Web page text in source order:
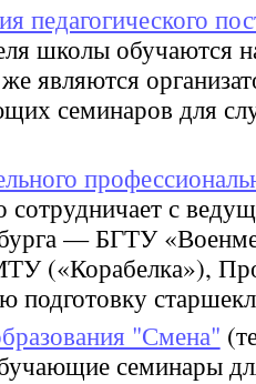
школы обучаются
являются
семинаров для
сотрудничает с
— БГТУ
(«Корабелка»),
подготовку
"Смена"
семинары